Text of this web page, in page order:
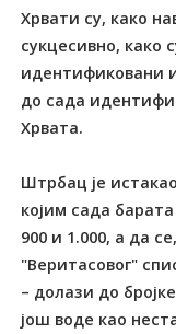
Хрвати су, како
сукцесивно, како
идентификовани
до сада
Хрвата.
Штрбац је
којим сада
900 и 1.000, а да
"Веритасовог"
– долази до
још воде као